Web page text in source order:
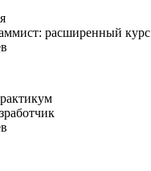
расширенный курс